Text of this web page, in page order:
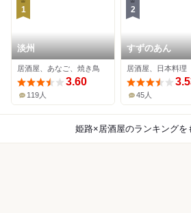
1
淡州
居酒屋、あなご、焼き鳥
3.60
119人
2
すずのあん
居酒屋、日本料理
45人
姫路×居酒屋のランキングを